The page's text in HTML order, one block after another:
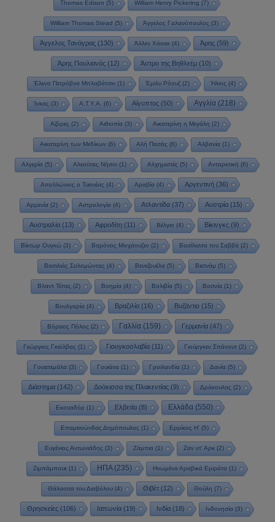
Thomas Edison (5) William Henry Pickering (7)
William Thomas Stead (5) Άγγελος Γαλανόπουλος (3)
Άγγελος Τανάγρας (130) Άλλεν Χάινεκ (4) Άρης (59)
Άρης Πουλιανός (12) Άστρο της Βηθλεέμ (10)
Έλενα Πετρόβνα Μπλαβάτσκι(1) Έμιλυ Ρόουζ(2) Ήλιος (4)
Ίνκας (3) Α.Τ.Υ.Α. (6) Αίγυπτος(50) Αγγλία(218)
Αζόρες (2) Αιθιοπία(3) Αικατερίνη η Μεγάλη (2)
Αικατερίνη των Μεδίκων(6) Αλή Πασάς (6) Αλβανία(1)
Αλγερία(5) Αλεούτιες Νήσοι(1) Αλχημιστές (5) Ανταρκτική (6)
Απολλώνιος ο Τυανέας (4) Αραβία (4) Αργεντινή (36)
Αρμενία (2) Αστρολογία (4) Ατλαντίδα (37) Αυστρία (15)
Αυστραλία (13) Αφροδίτη (11) Βέλγιο (4) Βίκινγκς (9)
Βίκτωρ Ουγκώ (3) Βαρόνος Μινχάουζεν (2) Βασίλισσα του Σαββά (2)
Βασιλιάς Σολομώντας (4) Βενεζουέλα(5) Βιετνάμ (5)
Βλαντ Τέπες (2) Βοημία (4) Βολιβία (5) Βοσνία (1)
Βουλγαρία (4) Βραζιλία (16) Βυζάντιο (15)
Βόρειος Πόλος (2) Γαλλία(159) Γερμανία(47)
Γεώργιος Γκιόλβας (1) Γιουγκοσλαβία(11) Γιούργκεν Σπάνουτ(2)
Γουατεμάλα (3) Γουιάνα (1) Γροιλανδία (1) Δανία (5)
Διάστημα (142) Δούκισσα της Πλακεντίας (9) Δράκουλας (2)
Εκουαδόρ (1) Ελβετία (8) Ελλάδα (550)
Επαμεινώνδας Δημόπουλος (1) Ερρίκος Η'(5)
Ευγένιος Αντωνιάδης (3) Ζάμπια (1) Ζαν ντ' Αρκ (2)
Ζιμπάμπουε(1) ΗΠΑ(235) Ηνωμένα Αραβικά Εμιράτα(1)
Θάλασσα του Διαβόλου(4) Θιβέτ(12) Θούλη (7)
Θρησκείες(106) Ιαπωνία(19) Ινδία(18) Ινδονησία(3)